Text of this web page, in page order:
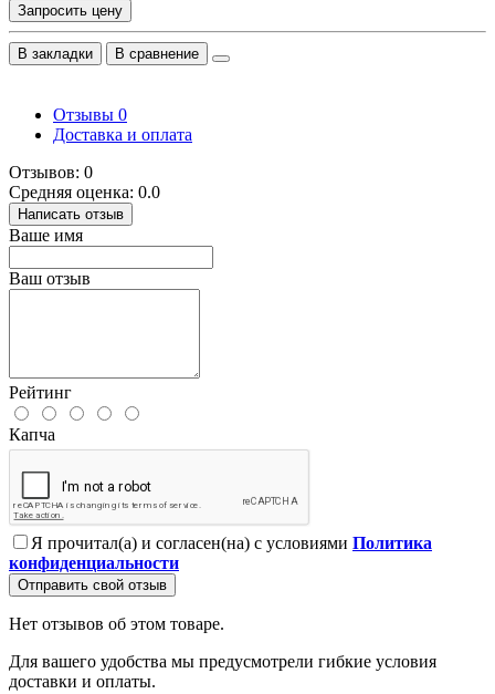
Запросить цену
В закладки В сравнение
Отзывы 0
Доставка и оплата
Отзывов: 0
Средняя оценка: 0.0
Написать отзыв
Ваше имя
Ваш отзыв
Рейтинг
Капча
Я прочитал(а) и согласен(на) с условиями Политика
конфиденциальности
Отправить свой отзыв
Нет отзывов об этом товаре.
Для вашего удобства мы предусмотрели гибкие условия
доставки и оплаты.